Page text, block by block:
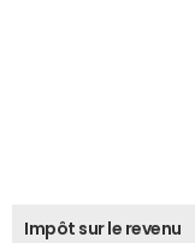
Impôt sur le revenu